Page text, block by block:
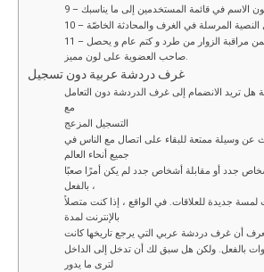
11 – عضوية أشراف تتضمن مراقبة الزوار من طرد و كتم عام و يحصل
صاحب العضوية على لون مميز.
غرف دردشة عربية دون تسجيل
تريد الانضمام إلى غرف الدردشة دون التعامل
مع
التسجيل المزعج
عن وسيلة ممتعة للبقاء على اتصال مع الناس في
جميع أنحاء العالم
جدد أو مقابلة أشخاص جدد لم يكن أمرًا صعبًا
بالفعل ،
لمسة جديدة للعلاقات. في الواقع ، إذا كنت متصلاً
بالإنترنت لمدة
أن غرف دردشة عربي التي يرجع تاريخها كانت
بالفعل. ولكن هل سبق لك أن تدخل إلى الداخل
لترى ما يدور